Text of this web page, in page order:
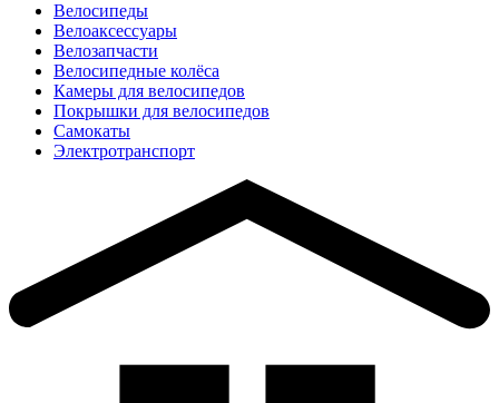
Велосипеды
Велоаксессуары
Велозапчасти
Велосипедные колёса
Камеры для велосипедов
Покрышки для велосипедов
Самокаты
Электротранспорт